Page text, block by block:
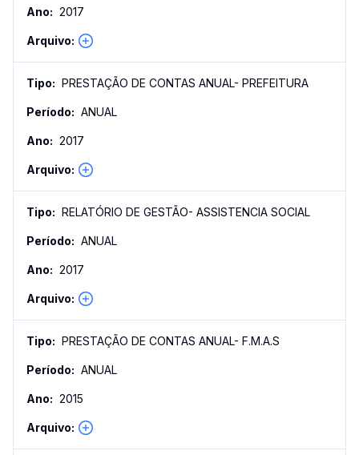
2017
PRESTAÇÃO DE CONTAS ANUAL- PREFEITURA
ANUAL
2017
RELATÓRIO DE GESTÃO- ASSISTENCIA SOCIAL
ANUAL
2017
PRESTAÇÃO DE CONTAS ANUAL- F.M.A.S
ANUAL
2015